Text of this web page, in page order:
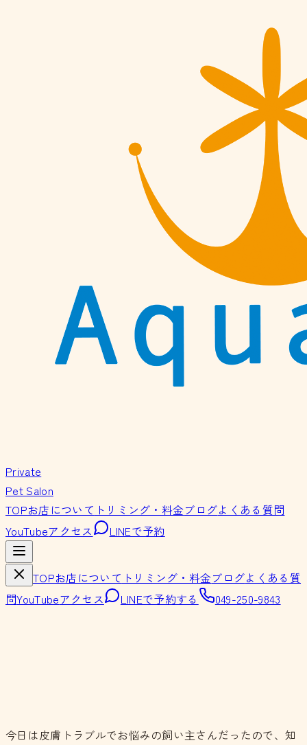
Private
Pet Salon
TOPお店について トリミング・料金ブログよくある質問
YouTubeアクセス LINEで予約
TOPお店について トリミング・料金ブログよくある質
問YouTubeアクセス LINEで予約する 049-250-9843
今日は皮膚トラブルでお悩みの飼い主さんだったので、知